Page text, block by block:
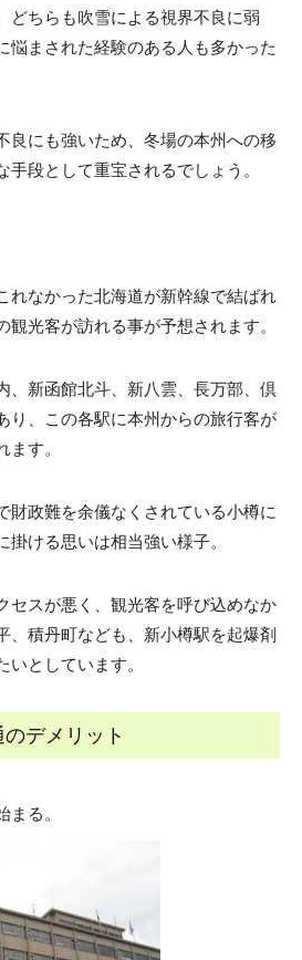
どちらも吹雪による視界不良に弱
悩まされた経験のある人も多かった
良にも強いため、冬場の本州への移
段として重宝されるでしょう。
れなかった北海道が新幹線で結ばれ
観光客が訪れる事が予想されます。
、新函館北斗、新八雲、長万部、倶
り、この各駅に本州からの旅行客が
す。
財政難を余儀なくされている小樽に
掛ける思いは相当強い様子。
セスが悪く、観光客を呼び込めなか
、積丹町なども、新小樽駅を起爆剤
いとしています。
デメリット
まる。